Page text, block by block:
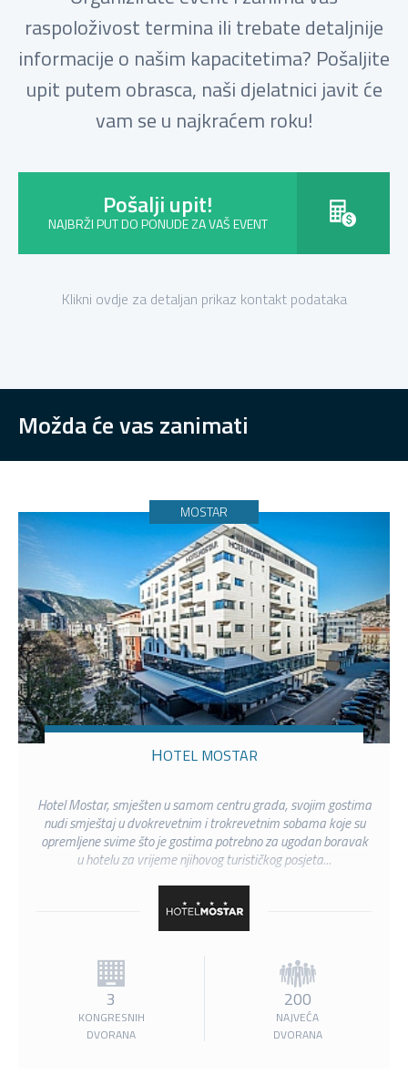
raspoloživost termina ili trebate detaljnije
informacije o našim kapacitetima? Pošaljite
upit putem obrasca, naši djelatnici javit će
vam se u najkraćem roku!
Pošalji upit!
NAJBRŽI PUT DO PONUDE ZA VAŠ EVENT
Klikni ovdje za detaljan prikaz kontakt podataka
Možda će vas zanimati
MOSTAR
HOTEL MOSTAR
Hotel Mostar, smješten u samom centru grada, svojim gostima
nudi smještaj u dvokrevetnim i trokrevetnim sobama koje su
opremljene svime što je gostima potrebno za ugodan boravak
u hotelu za vrijeme njihovog turističkog posjeta...
3
KONGRESNIH
DVORANA
200
NAJVEĆA
DVORANA